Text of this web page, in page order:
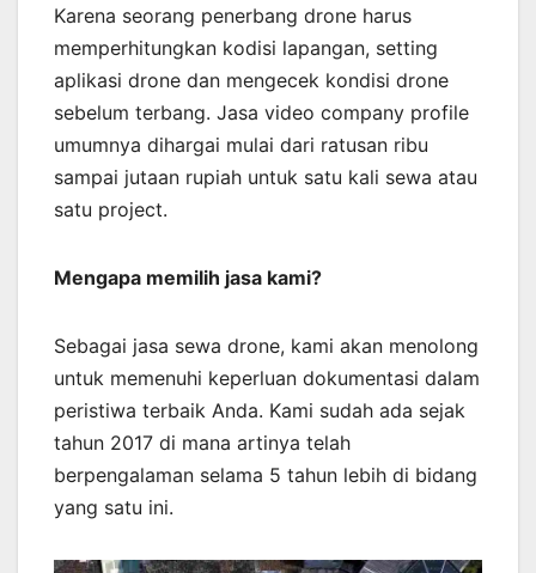
Karena seorang penerbang drone harus
memperhitungkan kodisi lapangan, setting
aplikasi drone dan mengecek kondisi drone
sebelum terbang. Jasa video company profile
umumnya dihargai mulai dari ratusan ribu
sampai jutaan rupiah untuk satu kali sewa atau
satu project.
Mengapa memilih jasa kami?
Sebagai jasa sewa drone, kami akan menolong
untuk memenuhi keperluan dokumentasi dalam
peristiwa terbaik Anda. Kami sudah ada sejak
tahun 2017 di mana artinya telah
berpengalaman selama 5 tahun lebih di bidang
yang satu ini.